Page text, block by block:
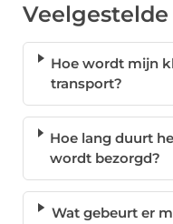
Hoe wordt mijn
transport?
Hoe lang duurt
wordt bezorgd?
Wat gebeurt er